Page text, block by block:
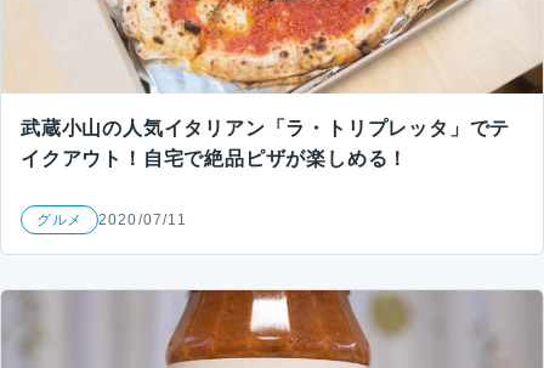
武蔵小山の人気イタリアン「ラ・トリプレッタ」でテ
イクアウト！自宅で絶品ピザが楽しめる！
グルメ 2020/07/11